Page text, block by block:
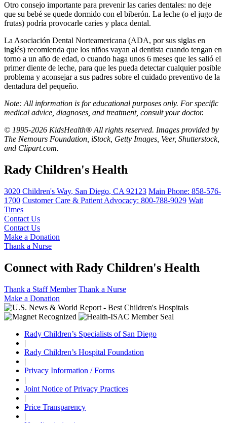
Otro consejo importante para prevenir las caries dentales: no deje
que su bebé se quede dormido con el biberón. La leche (o el jugo de
frutas) podría provocarle caries y placa dental.
La Asociación Dental Norteamericana (ADA, por sus siglas en
inglés) recomienda que los niños vayan al dentista cuando tengan en
torno a un año de edad, o cuando haga unos 6 meses que les salió el
primer diente de leche, para que les pueda detectar cualquier posible
problema y aconsejar a sus padres sobre el cuidado preventivo de la
dentadura del pequeño.
Note: All information is for educational purposes only. For specific
medical advice, diagnoses, and treatment, consult your doctor.
© 1995-2026 KidsHealth® All rights reserved. Images provided by
The Nemours Foundation, iStock, Getty Images, Veer, Shutterstock,
and Clipart.com.
Rady Children's Health
3020 Children's Way, San Diego, CA 92123 Main Phone: 858-576-
1700 Customer Care & Patient Advocacy: 800-788-9029 Wait
Times
Contact Us
Contact Us
Make a Donation
Thank a Nurse
Connect with Rady Children's Health
Thank a Staff Member Thank a Nurse
Make a Donation
Rady Children’s Specialists of San Diego
|
Rady Children’s Hospital Foundation
|
Privacy Information / Forms
|
Joint Notice of Privacy Practices
|
Price Transparency
|